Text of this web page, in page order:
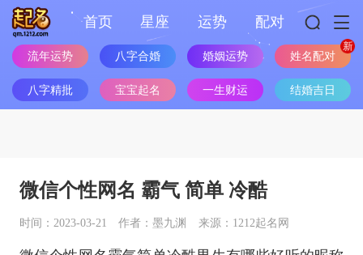
首页 星座 运势 配对
流年运势 八字合婚 婚姻运势 姓名配对
八字精批 宝宝起名 一生财运 结婚吉日
微信个性网名 霸气 简单 冷酷
时间：2023-03-21 作者：墨九渊 来源：1212起名网